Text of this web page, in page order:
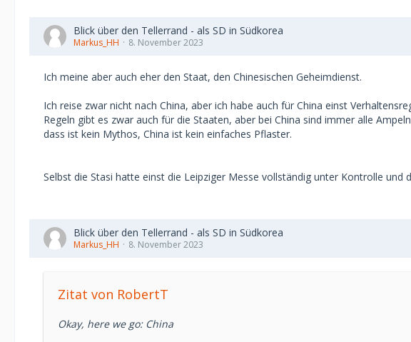
Blick über den Tellerrand - als SD in Südkorea
Markus_HH 8. November 2023
Ich meine aber auch eher den Staat, den Chinesischen Geheimdienst.
Ich reise zwar nicht nach China, aber ich habe auch für China einst
Regeln gibt es zwar auch für die Staaten, aber bei China sind immer alle
dass ist kein Mythos, China ist kein einfaches Pflaster.
Selbst die Stasi hatte einst die Leipziger Messe vollständig unter Kontrolle und
Blick über den Tellerrand - als SD in Südkorea
Markus_HH 8. November 2023
Zitat von RobertT
Okay, here we go: China